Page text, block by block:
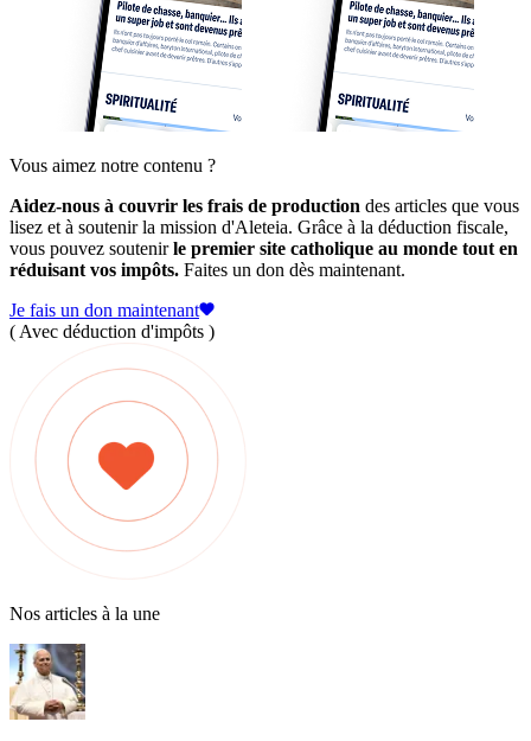
Vous aimez notre contenu ?
Aidez-nous à couvrir les frais de production des articles que vous
lisez et à soutenir la mission d'Aleteia. Grâce à la déduction fiscale,
vous pouvez soutenirle premier site catholique au monde tout en
réduisant vos impôts. Faites un don dès maintenant.
Je fais un don maintenant
( Avec déduction d'impôts )
Nos articles à la une